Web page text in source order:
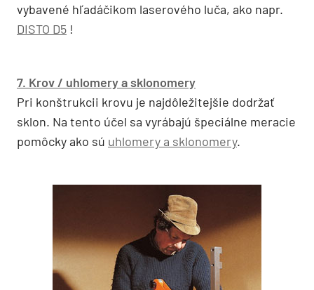
vybavené hľadáčikom laserového luča, ako napr.
DISTO D5 !
7. Krov / uhlomery a sklonomery
Pri konštrukcii krovu je najdôležitejšie dodržať
sklon. Na tento účel sa vyrábajú špeciálne meracie
pomôcky ako sú uhlomery a sklonomery.